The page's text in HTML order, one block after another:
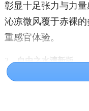
彰显十足张力与力
沁凉微风覆于赤裸
重感官体验。
2、自由之水清新版